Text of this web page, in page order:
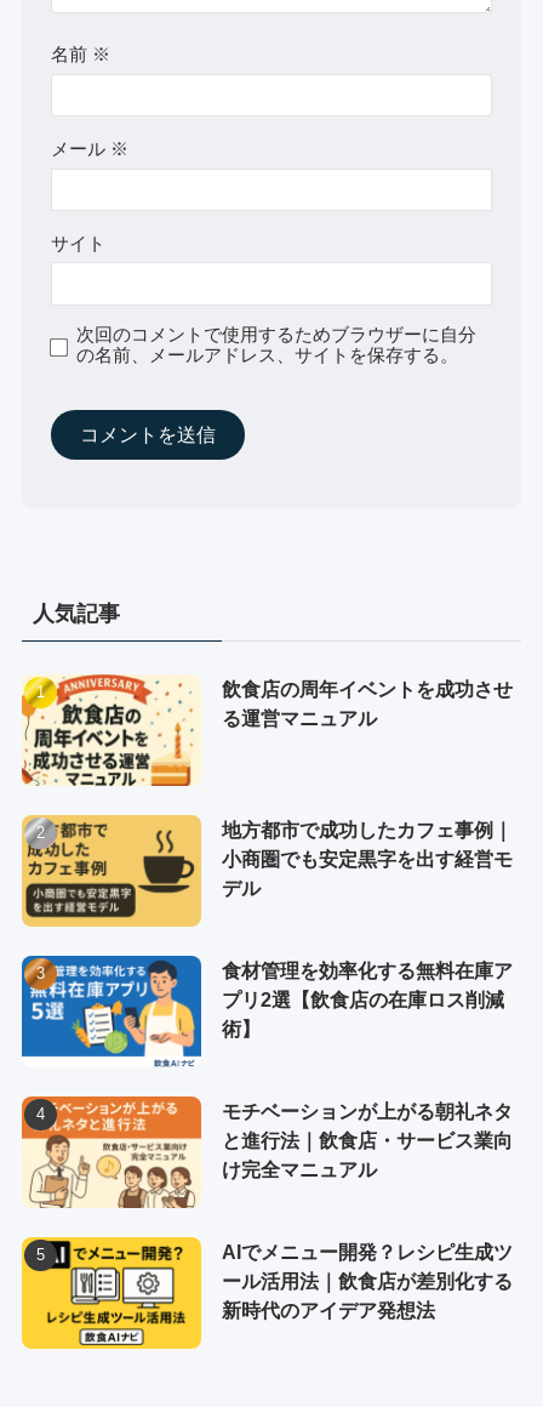
名前 ※
メール ※
サイト
次回のコメントで使用するためブラウザーに自分
の名前、メールアドレス、サイトを保存する。
人気記事
飲食店の周年イベントを成功させ
る運営マニュアル
地方都市で成功したカフェ事例｜
小商圏でも安定黒字を出す経営モ
デル
食材管理を効率化する無料在庫ア
プリ2選【飲食店の在庫ロス削減
術】
モチベーションが上がる朝礼ネタ
と進行法｜飲食店・サービス業向
け完全マニュアル
AIでメニュー開発？レシピ生成ツ
ール活用法｜飲食店が差別化する
新時代のアイデア発想法